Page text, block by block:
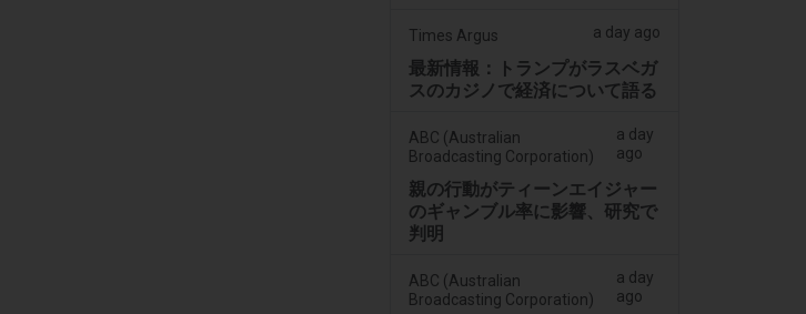
Times Argus a day ago
最新情報：トランプがラスベガ
スのカジノで経済について語る
ABC (Australian
Broadcasting Corporation)
a day
ago
親の行動がティーンエイジャー
のギャンブル率に影響、研究で
判明
ABC (Australian
Broadcasting Corporation)
a day
ago